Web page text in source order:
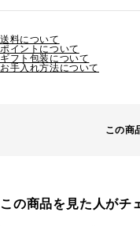
送料について
ポイントについて
ギフト包装について
お手入れ方法について
この商
この商品を見た人がチ